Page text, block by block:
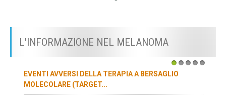
L'INFORMAZIONE NEL MELANOMA
1
EVENTI AVVERSI DELLA TERAPIA A BERSAGLIO
MOLECOLARE (TARGET...